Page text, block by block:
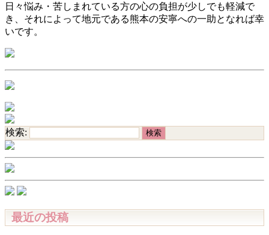
日々悩み・苦しまれている方の心の負担が少しでも軽減で
き、それによって地元である熊本の安寧への一助となれば幸
いです。
検索:
最近の投稿